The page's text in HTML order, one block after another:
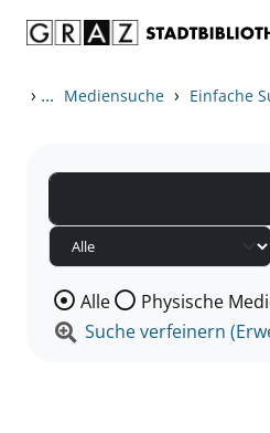
› ... Mediensuche › Einfache
Wählen Sie die
Alle Physische
Suche verfeinern